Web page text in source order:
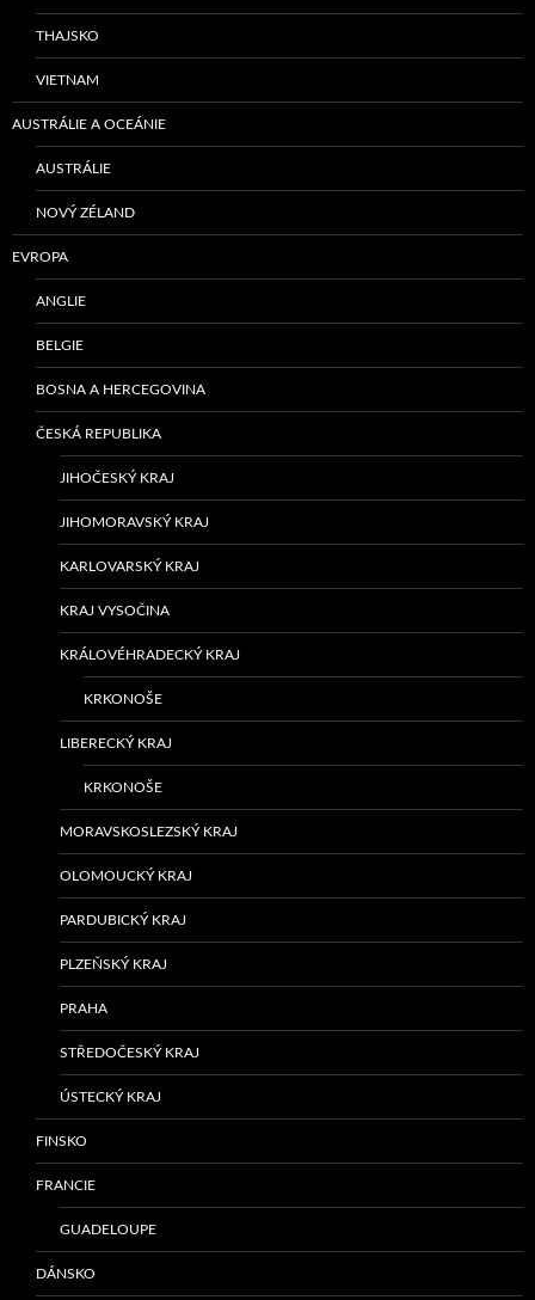
THAJSKO
VIETNAM
AUSTRÁLIE A OCEÁNIE
AUSTRÁLIE
NOVÝ ZÉLAND
EVROPA
ANGLIE
BELGIE
BOSNA A HERCEGOVINA
ČESKÁ REPUBLIKA
JIHOČESKÝ KRAJ
JIHOMORAVSKÝ KRAJ
KARLOVARSKÝ KRAJ
KRAJ VYSOČINA
KRÁLOVÉHRADECKÝ KRAJ
KRKONOŠE
LIBERECKÝ KRAJ
KRKONOŠE
MORAVSKOSLEZSKÝ KRAJ
OLOMOUCKÝ KRAJ
PARDUBICKÝ KRAJ
PLZEŇSKÝ KRAJ
PRAHA
STŘEDOČESKÝ KRAJ
ÚSTECKÝ KRAJ
FINSKO
FRANCIE
GUADELOUPE
DÁNSKO